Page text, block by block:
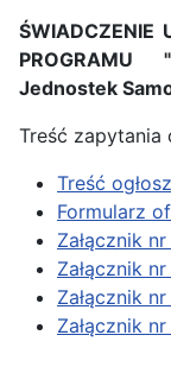
ŚWIADCZENIE
PROGRAMU
Jednostek
Treść zapytania
Treść
Formularz
Załącznik nr
Załącznik nr
Załącznik nr
Załącznik